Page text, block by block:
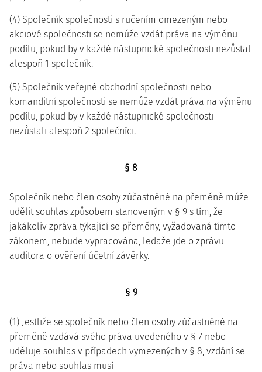
(4) Společník společnosti s ručením omezeným nebo
akciové společnosti se nemůže vzdát práva na výměnu
podílu, pokud by v každé nástupnické společnosti nezůstal
alespoň 1 společník.
(5) Společník veřejné obchodní společnosti nebo
komanditní společnosti se nemůže vzdát práva na výměnu
podílu, pokud by v každé nástupnické společnosti
nezůstali alespoň 2 společníci.
§ 8
Společník nebo člen osoby zúčastněné na přeměně může
udělit souhlas způsobem stanoveným v § 9 s tím, že
jakákoliv zpráva týkající se přeměny, vyžadovaná tímto
zákonem, nebude vypracována, ledaže jde o zprávu
auditora o ověření účetní závěrky.
§ 9
(1) Jestliže se společník nebo člen osoby zúčastněné na
přeměně vzdává svého práva uvedeného v § 7 nebo
uděluje souhlas v případech vymezených v § 8, vzdání se
práva nebo souhlas musí